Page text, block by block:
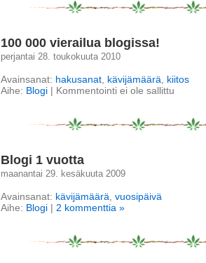
100 000 vierailua blogissa!
perjantai 28. toukokuuta 2010
Avainsanat: hakusanat kävijämäärä
kiitos
Aihe: Blogi | Kommentointi ei ole sallittu
Blogi 1 vuotta
maanantai 29. kesäkuuta 2009
Avainsanat: kävijämäärä vuosipäivä
Aihe: Blogi | 2 kommenttia »